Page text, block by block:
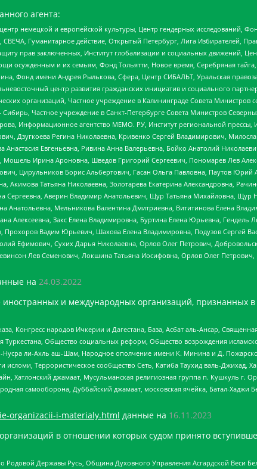
агента:
немецкой и европейской культуры, Центр гендерных исследований,
Гуманитарное действие, Открытый Петербург, Лига Избирателей,
прав заключенных, Институт глобализации и социальных движений,
осужденным и их семьям, Фонд Тольятти, Новое время, Серебряная
Фонд имени Андрея Рылькова, Сфера, Центр СИБАЛЬТ, Уральская
центр развития гражданских инициатив и социального
организаций, Частное учреждение в Калининграде Совета Министров
Частное учреждение в Санкт-Петербурге Совета Министров
Информационное агентство МЕМО. РУ, Институт региональной
Дзугкоева Регина Николаевна, Кривенко Сергей Владимирович,
Анастасия Евгеньевна, Ривина Анна Валерьевна, Бойко Анатолий
Ирина Ароновна, Шведов Григорий Сергеевич, Пономарев Лев
Цирульников Борис Альбертович, Гасан Ольга Павловна, Паутов
Акимова Татьяна Николаевна, Золотарева Екатерина Александровна,
Сергеевна, Аверин Владимир Анатольевич, Щур Татьяна Михайловна,
Мельникова Валентина Дмитриевна, Вититинова Елена
Алексеевна, Закс Елена Владимировна, Буртина Елена Юрьевна,
Вадим Юрьевич, Шахова Елена Владимировна, Подузов Сергей
Ефимович, Сухих Дарья Николаевна, Орлов Олег Петрович,
Лев Семенович, Локшина Татьяна Иосифовна, Орлов Олег
на 24.03.2022
и международных организаций, признанных в
народов Ичкерии и Дагестана, База, Асбат аль-Ансар,
Общество социальных реформ, Общество возрождения
Нусра ли-Ахль аш-Шам, Народное ополчение имени К. Минина и Д.
исломи, Террористическое сообщество Сеть, Катиба Таухид валь-
Хатлонский джамаат, Мусульманская религиозная группа п. Кушкуль
самооборона, Дуббайский джамаат, московская ячейка, Батал-
organizacii-i-materialy.html данные на 16.11.2023
в отношении которых судом принято
Родовой Державы Русь, Община Духовного Управления Асгардской